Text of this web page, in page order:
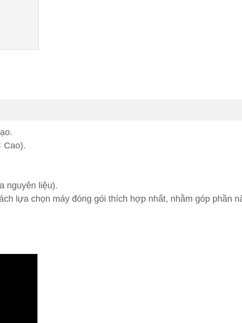
Cao).
nguyên liệu).
lựa chọn máy đóng gói thích hợp nhất, nhằm góp phần